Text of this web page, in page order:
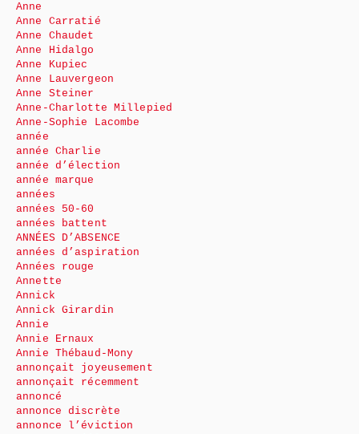
Anne
Anne Carratié
Anne Chaudet
Anne Hidalgo
Anne Kupiec
Anne Lauvergeon
Anne Steiner
Anne-Charlotte Millepied
Anne-Sophie Lacombe
année
année Charlie
année d’élection
année marque
années
années 50-60
années battent
ANNÉES D’ABSENCE
années d’aspiration
Années rouge
Annette
Annick
Annick Girardin
Annie
Annie Ernaux
Annie Thébaud-Mony
annonçait joyeusement
annonçait récemment
annoncé
annonce discrète
annonce l’éviction